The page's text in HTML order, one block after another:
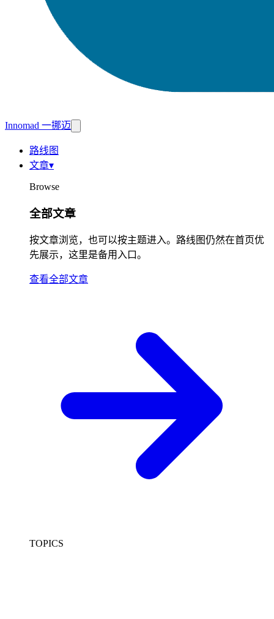
Innomad 一挪迈
路线图
文章▾
Browse
全部文章
按文章浏览，也可以按主题进入。路线图仍然在首页优
先展示，这里是备用入口。
查看全部文章
TOPICS